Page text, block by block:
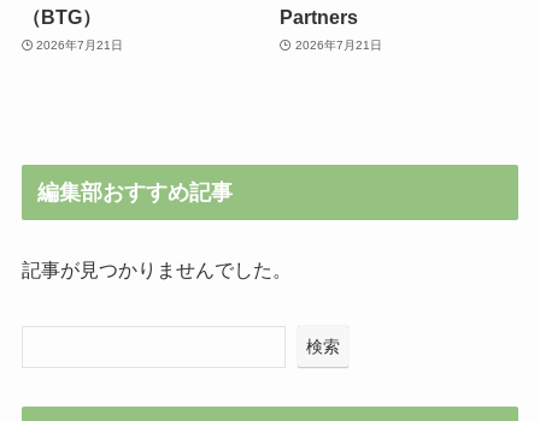
（BTG）
2026年7月21日
Partners
2026年7月21日
編集部おすすめ記事
記事が見つかりませんでした。
検索